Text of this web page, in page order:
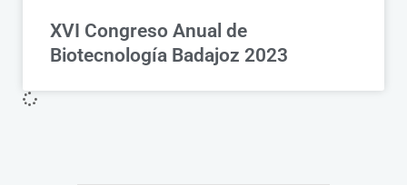
XVI Congreso Anual de
Biotecnología Badajoz 2023